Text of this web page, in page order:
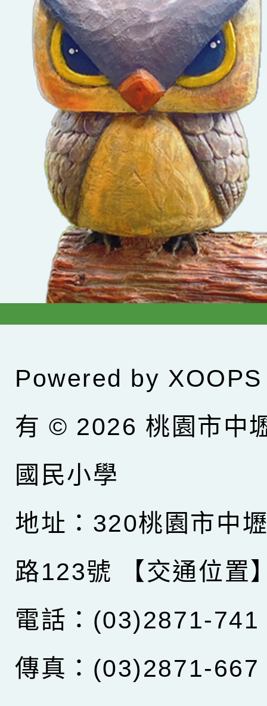
Powered by XOOPS
有 © 2026 桃園市中
國民小學
地址：320桃園市中
路123號
【交通位置
電話：(03)2871-741
傳真：(03)2871-667